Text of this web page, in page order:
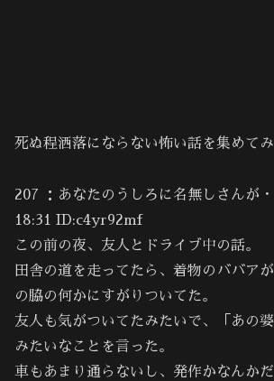
死ぬ程洒落にならない怖い話を集めて
207 ：あなたのうしろに名無しさんが
18:31 ID:c4yr92mf
この前の夜、友人とドライブ中の話。
田舎の道を走ってたら、着物のババア
の脇の何かにすがりついてた。
友人も気がついてたみたいで、「あの
みたいなことを言った。
車もあまり通らないし、発作かなんか